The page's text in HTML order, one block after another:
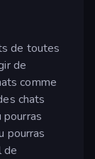
de toutes
de
comme
chats
pourras
de